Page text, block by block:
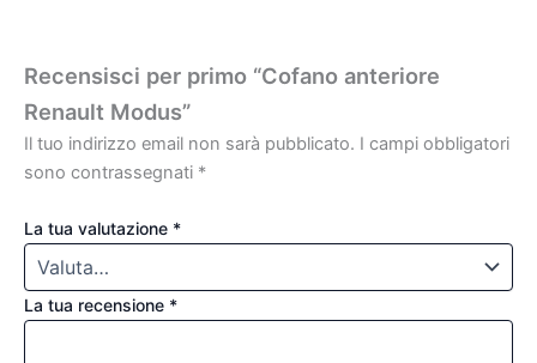
Recensisci per primo “Cofano anteriore
Renault Modus”
Il tuo indirizzo email non sarà pubblicato. I campi obbligatori
sono contrassegnati *
La tua valutazione *
La tua recensione *